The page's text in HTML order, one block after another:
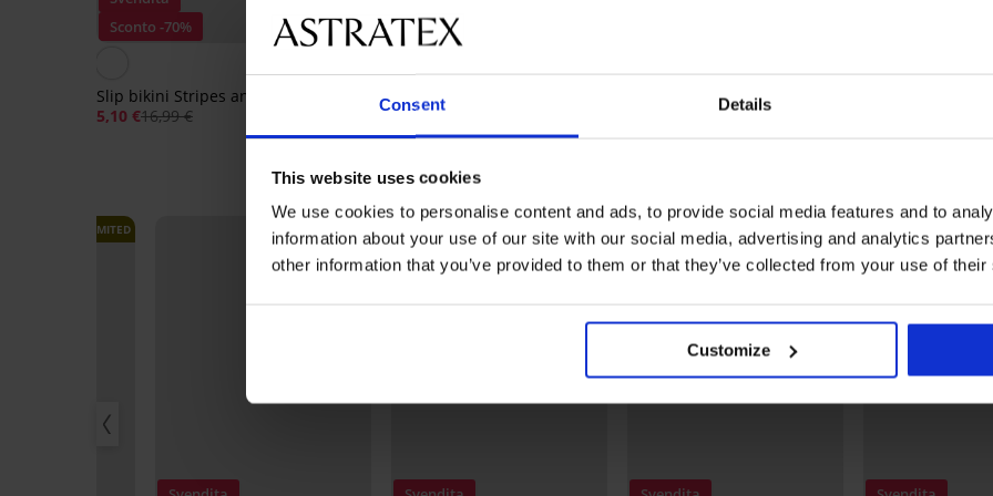
Consent Details
This website uses cookies
We use cookies to personalise content and ads, to provide social media features and to
information about your use of our site with our social media, advertising and analytics
other information that you’ve provided to them or that they’ve collected from your use of
Customize
Sconto -70%
Slip bikini Stripes and Dots
5,10 €16,99 €
Sconto -50%
Slip bikini Summer Abstract
8,49 €16,99 €
LIMITED